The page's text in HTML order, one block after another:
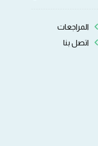
المراجعات
اتصل بنا